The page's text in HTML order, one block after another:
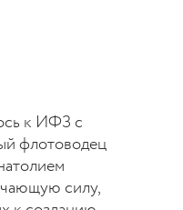
к ИФЗ с
флотоводец
силу,